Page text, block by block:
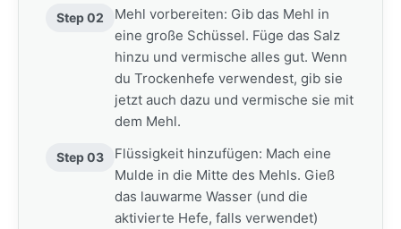
Step 02
Mehl vorbereiten: Gib das Mehl in
eine große Schüssel. Füge das Salz
hinzu und vermische alles gut. Wenn
du Trockenhefe verwendest, gib sie
jetzt auch dazu und vermische sie mit
dem Mehl.
Step 03
Flüssigkeit hinzufügen: Mach eine
Mulde in die Mitte des Mehls. Gieß
das lauwarme Wasser (und die
aktivierte Hefe, falls verwendet)